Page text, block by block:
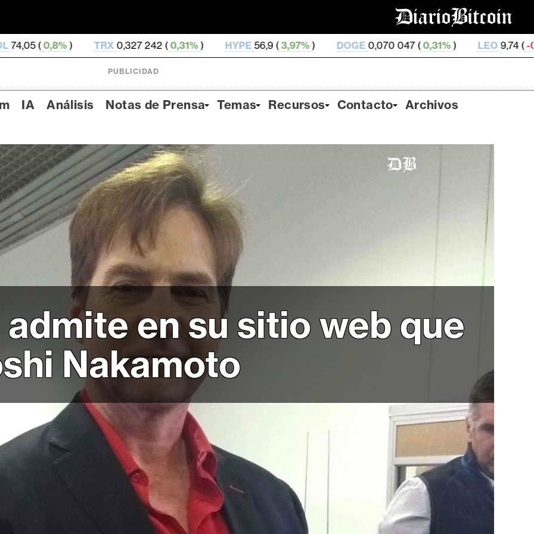
TRX0,327 242 ( 0,31%) HYPE56,9 (3,97%) DOGE0,070 047 (0,31%) LEO9,74 (-0,2% ZEC
PUBLICIDAD
IA Análisis Notas de Prensa Temas Recursos Contacto Archivos
en su sitio web que
Nakamoto